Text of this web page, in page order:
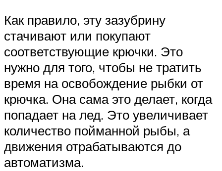
Как правило, эту зазубрину
стачивают или покупают
соответствующие крючки. Это
нужно для того, чтобы не тратить
время на освобождение рыбки от
крючка. Она сама это делает, когда
попадает на лед. Это увеличивает
количество пойманной рыбы, а
движения отрабатываются до
автоматизма.